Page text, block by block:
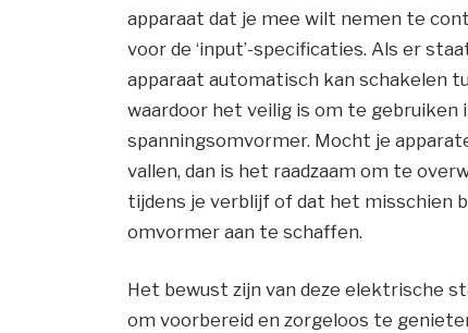
apparaat dat je mee wilt nemen te
voor de ‘input’-specificaties. Als er
apparaat automatisch kan schakelen
waardoor het veilig is om te gebruiken
spanningsomvormer. Mocht je
vallen, dan is het raadzaam om te
tijdens je verblijf of dat het misschien
omvormer aan te schaffen.
Het bewust zijn van deze elektrische
om voorbereid en zorgeloos te